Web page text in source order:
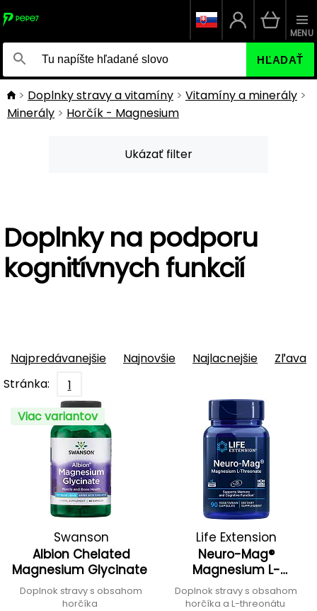
HĽADAŤ
MENU
Doplnky stravy a vitamíny
Vitamíny a minerály
Minerály
Horčík - Magnesium
Ukázať filter
Doplnky na podporu
kognitívnych funkcií
Najpredávanejšie Najnovšie Najlacnejšie
Zľava
Stránka:
1
Viac variantov
Swanson
Albion Chelated
Magnesium Glycinate
Doplnok stravy s obsahom
horčíka
Life Extension
Neuro-Mag®
Magnesium L-
Threonate
Doplnok stravy s obsahom
horčíka a L-threonátu